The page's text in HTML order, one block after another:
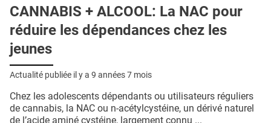
CANNABIS + ALCOOL: La NAC pour
réduire les dépendances chez les
jeunes
Actualité publiée il y a 9 années 7 mois
Chez les adolescents dépendants ou utilisateurs réguliers
de cannabis, la NAC ou n-acétylcystéine, un dérivé naturel
de l’acide aminé cystéine, largement connu ...